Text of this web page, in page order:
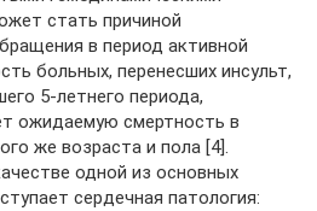
стать причиной
в период активной
больных, перенесших инсульт,
5-летнего периода,
ожидаемую смертность в
же возраста и пола [4].
одной из основных
сердечная патология: